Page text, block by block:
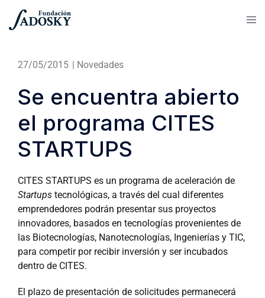
27/05/2015 | Novedades
Se encuentra abierto
el programa CITES
STARTUPS
CITES STARTUPS es un programa de aceleración de
Startups tecnológicas, a través del cual diferentes
emprendedores podrán presentar sus proyectos
innovadores, basados en tecnologías provenientes de
las Biotecnologías, Nanotecnologías, Ingenierías y TIC,
para competir por recibir inversión y ser incubados
dentro de CITES.
El plazo de presentación de solicitudes permanecerá